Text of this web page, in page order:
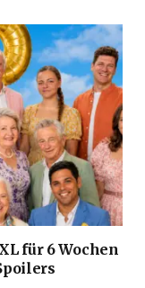
für 6 Wochen